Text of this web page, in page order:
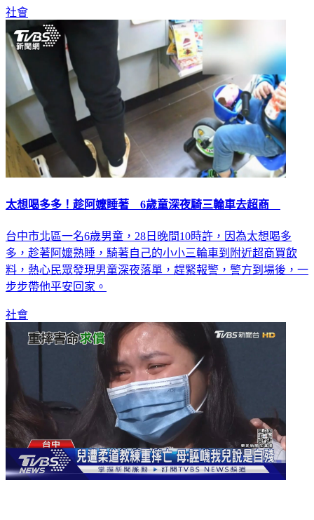
社會
太想喝多多！趁阿嬤睡著 6歲童深夜騎三輪車去超商
台中市北區一名6歲男童，28日晚間10時許，因為太想喝多
多，趁著阿嬤熟睡，騎著自己的小小三輪車到附近超商買飲
料，熱心民眾發現男童深夜落單，趕緊報警，警方到場後，一
步步帶他平安回家。
社會